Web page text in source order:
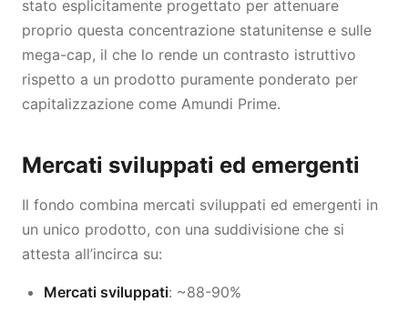
stato esplicitamente progettato per attenuare
proprio questa concentrazione statunitense e sulle
mega-cap, il che lo rende un contrasto istruttivo
rispetto a un prodotto puramente ponderato per
capitalizzazione come Amundi Prime.
Mercati sviluppati ed emergenti
Il fondo combina mercati sviluppati ed emergenti in
un unico prodotto, con una suddivisione che si
attesta all’incirca su:
Mercati sviluppati: ~88-90%